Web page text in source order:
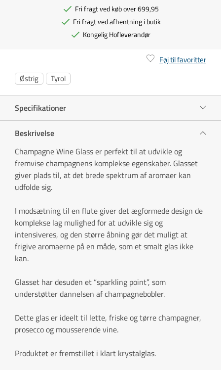
Fri fragt ved køb over 699,95
Fri fragt ved afhentning i butik
Kongelig Hofleverandør
Føj til favoritter
Østrig
Tyrol
Specifikationer
Beskrivelse
Champagne Wine Glass er perfekt til at udvikle og
fremvise champagnens komplekse egenskaber. Glasset
giver plads til, at det brede spektrum af aromaer kan
udfolde sig.
I modsætning til en flute giver det ægformede design de
komplekse lag mulighed for at udvikle sig og
intensiveres, og den større åbning gør det muligt at
frigive aromaerne på en måde, som et smalt glas ikke
kan.
Glasset har desuden et “sparkling point”, som
understøtter dannelsen af champagnebobler.
Dette glas er ideelt til lette, friske og tørre champagner,
prosecco og mousserende vine.
Produktet er fremstillet i klart krystalglas.